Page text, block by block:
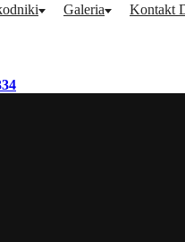
Galeria Kontakt